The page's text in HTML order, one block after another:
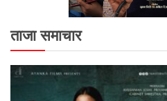
ताजा समाचार